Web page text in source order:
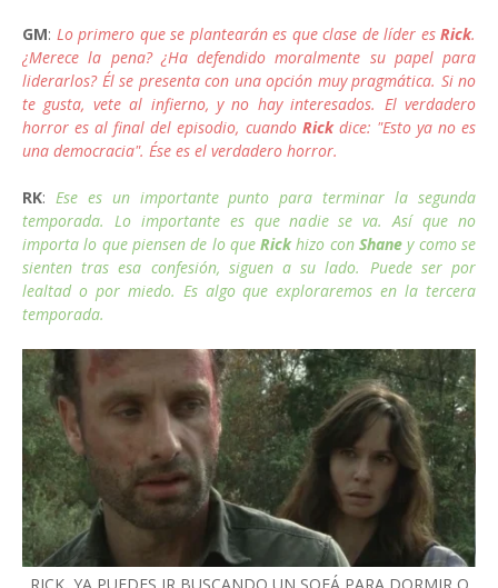
GM: Lo primero que se plantearán es que clase de líder es Rick.
¿Merece la pena? ¿Ha defendido moralmente su papel para
liderarlos? Él se presenta con una opción muy pragmática. Si no
te gusta, vete al infierno, y no hay interesados. El verdadero
horror es al final del episodio, cuando Rickdice: "Esto ya no es
una democracia". Ése es el verdadero horror.
RK: Ese es un importante punto para terminar la segunda
temporada. Lo importante es que nadie se va. Así que no
importa lo que piensen de lo queRickhizo conShane y como se
sienten tras esa confesión, siguen a su lado. Puede ser por
lealtad o por miedo. Es algo que exploraremos en la tercera
temporada.